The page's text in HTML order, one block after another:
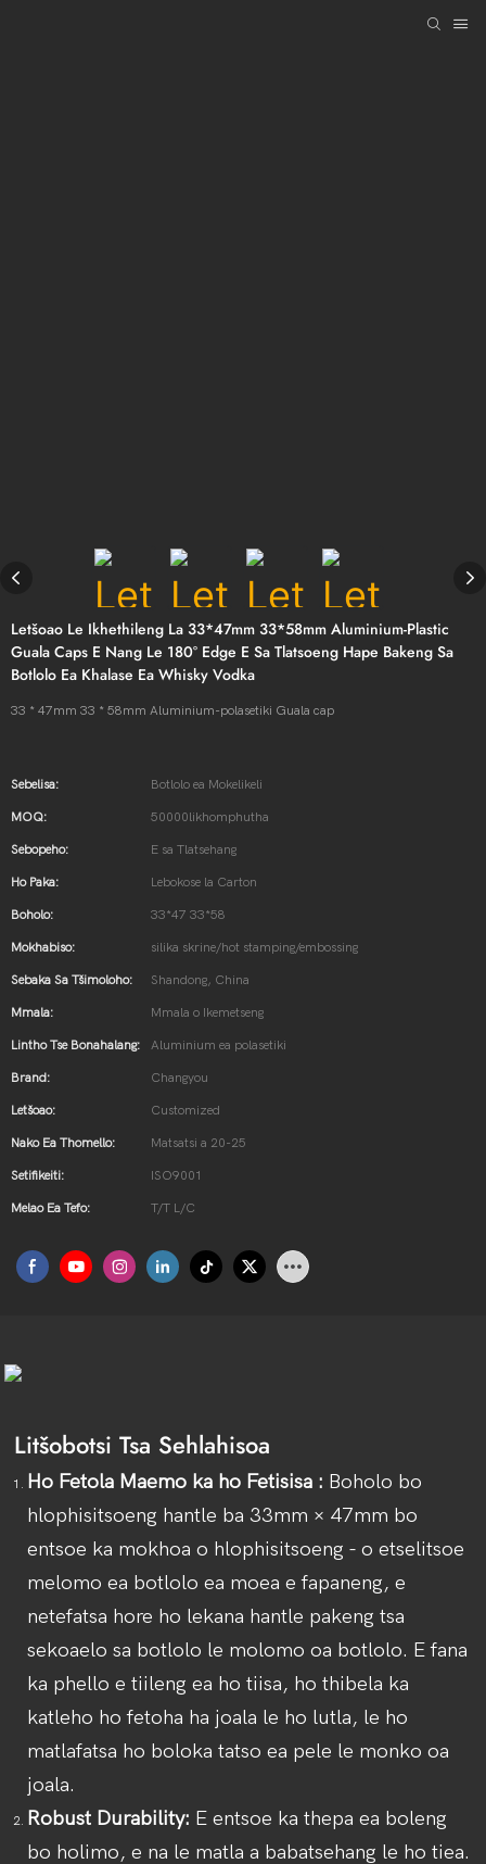
Letšoao Le Ikhethileng La 33*47mm 33*58mm Aluminium-Plastic
Guala Caps E Nang Le 180° Edge E Sa Tlatsoeng Hape Bakeng Sa
Botlolo Ea Khalase Ea Whisky Vodka
33 * 47mm 33 * 58mm Aluminium-polasetiki Guala cap
Sebelisa: Botlolo ea Mokelikeli
MOQ: 50000likhomphutha
Sebopeho: E sa Tlatsehang
Ho Paka: Lebokose la Carton
Boholo: 33*47 33*58
Mokhabiso: silika skrine/hot stamping/embossing
Sebaka Sa Tšimoloho: Shandong, China
Mmala: Mmala o Ikemetseng
Lintho Tse Bonahalang: Aluminium ea polasetiki
Brand: Changyou
Letšoao: Customized
Nako Ea Thomello: Matsatsi a 20-25
Setifikeiti: ISO9001
Melao Ea Tefo: T/T L/C
Litšobotsi Tsa Sehlahisoa
Ho Fetola Maemo ka ho Fetisisa : Boholo bo
hlophisitsoeng hantle ba 33mm × 47mm bo
entsoe ka mokhoa o hlophisitsoeng - o etselitsoe
melomo ea botlolo ea moea e fapaneng, e
netefatsa hore ho lekana hantle pakeng tsa
sekoaelo sa botlolo le molomo oa botlolo. E fana
ka phello e tiileng ea ho tiisa, ho thibela ka
katleho ho fetoha ha joala le ho lutla, le ho
matlafatsa ho boloka tatso ea pele le monko oa
joala.
Robust Durability: E entsoe ka thepa ea boleng
bo holimo, e na le matla a babatsehang le ho tiea.